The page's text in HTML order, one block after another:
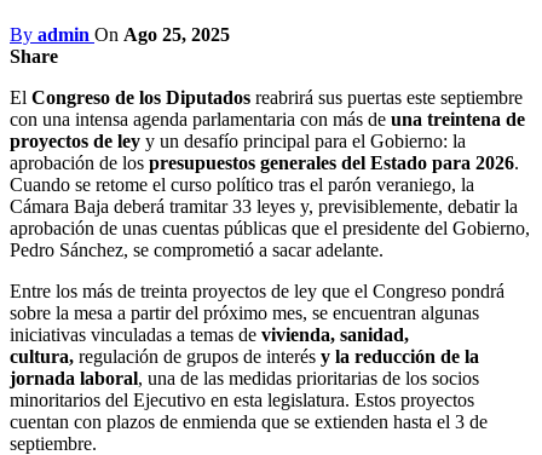
By admin On Ago 25, 2025
Share
El Congreso de los Diputados reabrirá sus puertas este septiembre
con una intensa agenda parlamentaria con más de una treintena de
proyectos de ley y un desafío principal para el Gobierno: la
aprobación de los presupuestos generales del Estado para 2026.
Cuando se retome el curso político tras el parón veraniego, la
Cámara Baja deberá tramitar 33 leyes y, previsiblemente, debatir la
aprobación de unas cuentas públicas que el presidente del Gobierno,
Pedro Sánchez, se comprometió a sacar adelante.
Entre los más de treinta proyectos de ley que el Congreso pondrá
sobre la mesa a partir del próximo mes, se encuentran algunas
iniciativas vinculadas a temas de vivienda, sanidad,
cultura, regulación de grupos de interés y la reducción de la
jornada laboral, una de las medidas prioritarias de los socios
minoritarios del Ejecutivo en esta legislatura. Estos proyectos
cuentan con plazos de enmienda que se extienden hasta el 3 de
septiembre.